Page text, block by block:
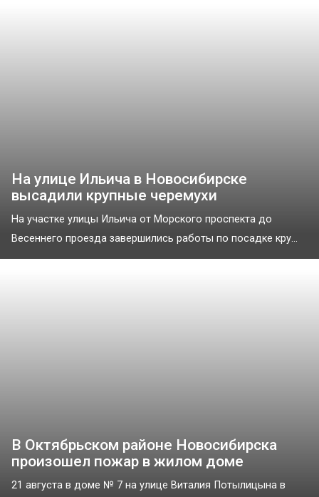
На улице Ильича в Новосибирске
высадили крупные черемухи
На участке улицы Ильича от Морского проспекта до
Весеннего проезда завершились работы по посадке кру...
В Октябрьском районе Новосибирска
произошел пожар в жилом доме
21 августа в доме № 7 на улице Виталия Потылицына в